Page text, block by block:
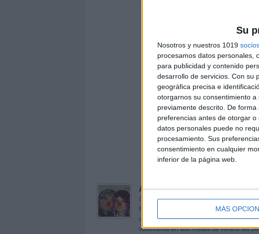
Su
Nosotros y nuestros 1019
procesamos datos personales,
para publicidad y contenido
desarrollo de servicios. Con su
geográfica precisa e
otorgarnos su consentimiento
previamente descrito. De
preferencias antes de otorgar o
datos personales puede no
procesamiento. Sus
consentimiento en cualquier
inferior de la página web.
MÁS
Acerca de orientacionandujar
Orientación Andújar no es solo un blog,
Maribel, que además de ser pareja, son
dentro del blog y en el cual, vuelcan la
voluntarios en sus meses de verano les